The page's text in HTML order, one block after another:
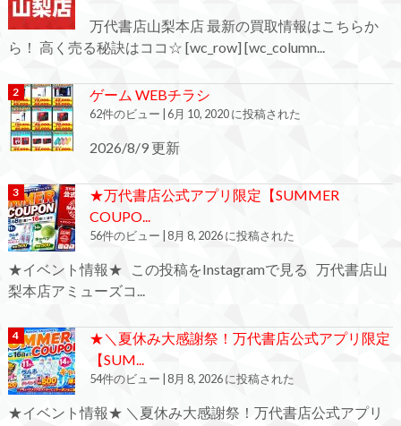
万代書店山梨本店 最新の買取情報はこちらか
ら！ 高く売る秘訣はココ☆ [wc_row] [wc_column...
ゲーム WEBチラシ
62件のビュー 6月 10, 2020 に投稿された
2026/8/9 更新
★万代書店公式アプリ限定【SUMMER
COUPO...
56件のビュー 8月 8, 2026 に投稿された
★イベント情報★ この投稿をInstagramで見る 万代書店山
梨本店アミューズコ...
★＼夏休み大感謝祭！万代書店公式アプリ限定
【SUM...
54件のビュー 8月 8, 2026 に投稿された
★イベント情報★ ＼夏休み大感謝祭！万代書店公式アプリ